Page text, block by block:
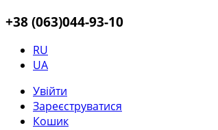
+38 (063)044-93-10
RU
UA
Увійти
Зареєструватися
Кошик